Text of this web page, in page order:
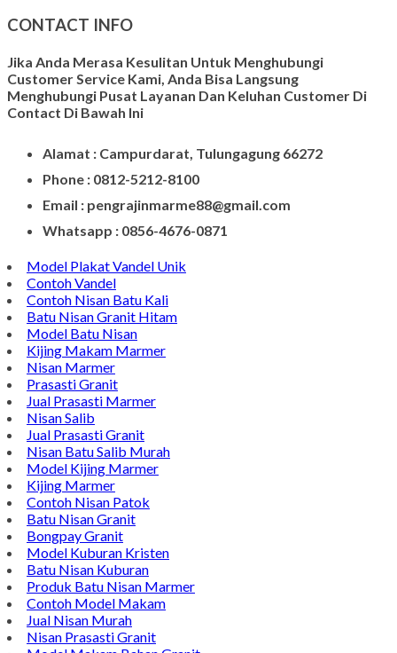
CONTACT INFO
Jika Anda Merasa Kesulitan Untuk Menghubungi
Customer Service Kami, Anda Bisa Langsung
Menghubungi Pusat Layanan Dan Keluhan Customer Di
Contact Di Bawah Ini
Alamat : Campurdarat, Tulungagung 66272
Phone : 0812-5212-8100
Email : pengrajinmarme88@gmail.com
Whatsapp : 0856-4676-0871
Model Plakat Vandel Unik
Contoh Vandel
Contoh Nisan Batu Kali
Batu Nisan Granit Hitam
Model Batu Nisan
Kijing Makam Marmer
Nisan Marmer
Prasasti Granit
Jual Prasasti Marmer
Nisan Salib
Jual Prasasti Granit
Nisan Batu Salib Murah
Model Kijing Marmer
Kijing Marmer
Contoh Nisan Patok
Batu Nisan Granit
Bongpay Granit
Model Kuburan Kristen
Batu Nisan Kuburan
Produk Batu Nisan Marmer
Contoh Model Makam
Jual Nisan Murah
Nisan Prasasti Granit